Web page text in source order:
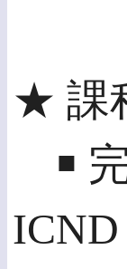
★ 課
￭